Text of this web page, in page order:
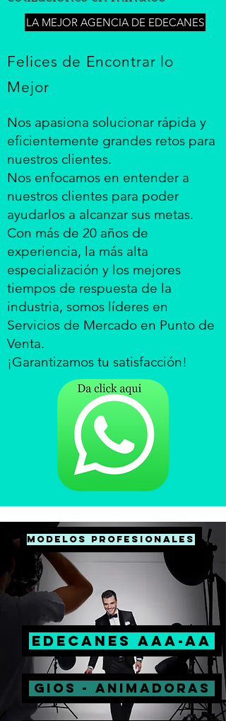
LA MEJOR AGENCIA DE EDECANES
Felices de Encontrar lo
Mejor
Nos apasiona solucionar rápida y
eficientemente grandes retos para
nuestros clientes.
Nos enfocamos en entender a
nuestros clientes para poder
ayudarlos a alcanzar sus metas.
Con más de 20 años de
experiencia, la más alta
especialización y los mejores
tiempos de respuesta de la
industria, somos líderes en
Servicios de Mercado en Punto de
Venta.
¡Garantizamos tu satisfacción!
MODELOS PROFESIONALES
EDECANES AAA-AA
GIOS - ANIMADORAS